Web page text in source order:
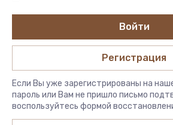
Войти
Регистрация
Если Вы уже зарегистрированы на
пароль или Вам не пришло письмо
воспользуйтесь формой